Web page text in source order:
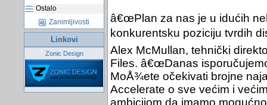
Ostalo
Zanimljivosti
Linkovi
Zonic Design
â€œPlan za nas je u idućih
konkurentsku poziciju tvrdih
Alex McMullan, tehnički
Files. â€œDanas
MoÅ¾ete očekivati brojne
Accelerate o sve većim i